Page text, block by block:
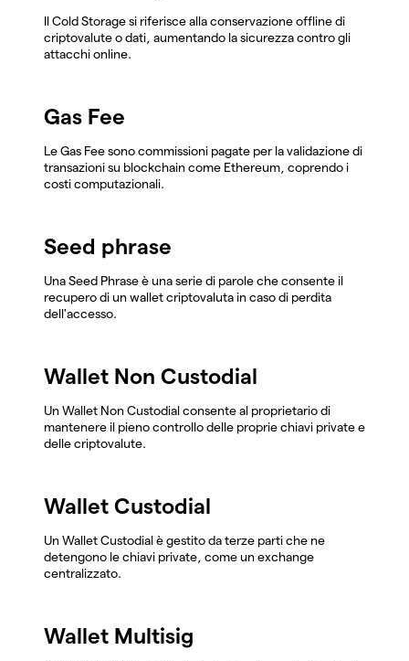
Il Cold Storage si riferisce alla conservazione offline di
criptovalute o dati, aumentando la sicurezza contro gli
attacchi online.
Gas Fee
Le Gas Fee sono commissioni pagate per la validazione di
transazioni su blockchain come Ethereum, coprendo i
costi computazionali.
Seed phrase
Una Seed Phrase è una serie di parole che consente il
recupero di un wallet criptovaluta in caso di perdita
dell'accesso.
Wallet Non Custodial
Un Wallet Non Custodial consente al proprietario di
mantenere il pieno controllo delle proprie chiavi private e
delle criptovalute.
Wallet Custodial
Un Wallet Custodial è gestito da terze parti che ne
detengono le chiavi private, come un exchange
centralizzato.
Wallet Multisig